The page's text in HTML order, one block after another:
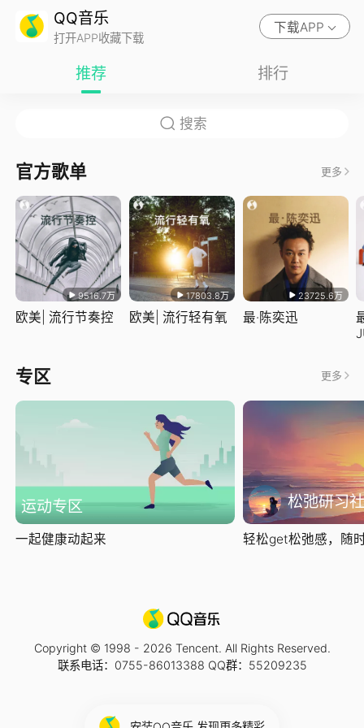
QQ音乐
打开APP收藏下载
下载APP
推荐 排行
官方歌单 更多
9516.7万
欧美| 流行节奏控
17803.8万
欧美| 流行轻有氧
23725.6万
最·陈奕迅
专区 更多
运动专区
一起健康动起来
松弛研习社
轻松get松弛感，随
Copyright © 1998 - 2026 Tencent. All Rights Reserved.
联系电话：0755-86013388 QQ群：55209235